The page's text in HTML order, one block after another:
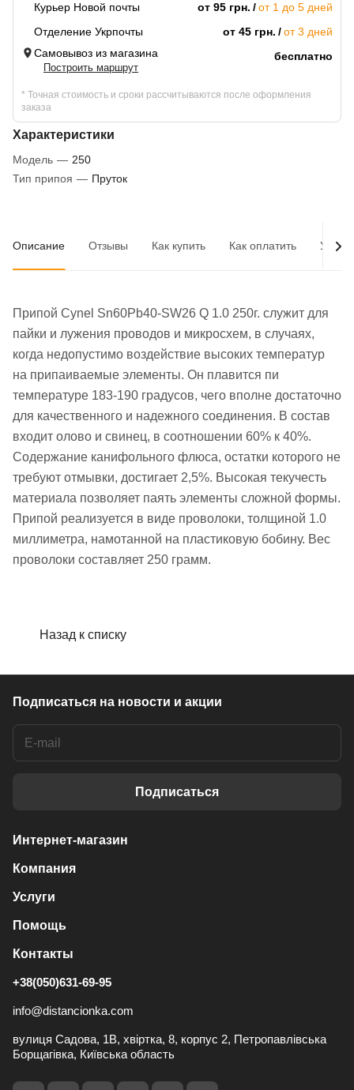
Курьер Новой почты
от 95 грн.
от 1 до 5 дней
Отделение Укрпочты
от 45 грн.
от 3 дней
Самовывоз из магазина
Построить маршрут
бесплатно
* Точная стоимость и сроки рассчитываются после оформления
заказа
Характеристики
Модель — 250
Тип припоя — Пруток
Описание Отзывы Как купить Как оплатить
Припой Cynel Sn60Pb40-SW26 Q 1.0 250г. служит для
пайки и лужения проводов и микросхем, в случаях,
когда недопустимо воздействие высоких температур
на припаиваемые элементы. Он плавится пи
температуре 183-190 градусов, чего вполне достаточно
для качественного и надежного соединения. В состав
входит олово и свинец, в соотношении 60% к 40%.
Содержание канифольного флюса, остатки которого не
требуют отмывки, достигает 2,5%. Высокая текучесть
материала позволяет паять элементы сложной формы.
Припой реализуется в виде проволоки, толщиной 1.0
миллиметра, намотанной на пластиковую бобину. Вес
проволоки составляет 250 грамм.
Назад к списку
Подписаться на новости и акции
Подписаться
Интернет-магазин
Компания
Услуги
Помощь
Контакты
+38(050)631-69-95
info@distancionka.com
вулиця Садова, 1В, хвіртка, 8, корпус 2, Петропавлівська
Борщагівка, Київська область